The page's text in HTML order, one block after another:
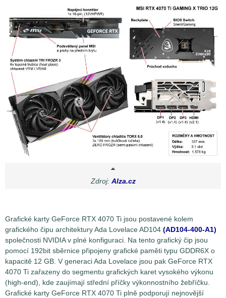
Zdroj: Alza.cz
Grafické karty GeForce RTX 4070 Ti jsou postavené kolem
grafického čipu architektury Ada Lovelace AD104 (AD104-400-A1)
společnosti NVIDIA v plné konfiguraci. Na tento grafický čip jsou
pomocí 192bit sběrnice připojeny grafické paměti typu GDDR6X o
kapacitě 12 GB. V generaci Ada Lovelace jsou pak GeForce RTX
4070 Ti zařazeny do segmentu grafických karet vysokého výkonu
(high-end), kde zaujímají střední příčky výkonnostního žebříčku.
Grafické karty GeForce RTX 4070 Ti plně podporují nejnovější